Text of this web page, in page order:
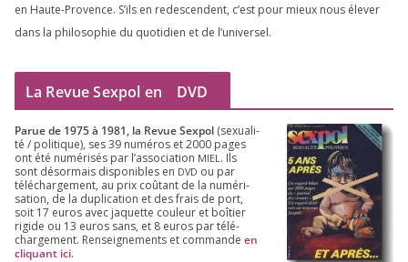
en Haute-Provence. S’ils en redes­cendent, c’est pour mieux nous éle­ver
dans la phi­lo­so­phie du quo­ti­dien et de l’universel.
La Revue Sexpol en DVD
Parue de 1975à 1981, la Revue Sex­pol (sexua­li­
té /​ poli­tique), ses39 numé­ros et2000 pages
ont été numé­ri­sés par l’as­so­cia­tion MIEL . Ils
sont désor­mais dis­po­nibles en DVD ou par
télé­char­ge­ment, au prix coû­tant de la numé­ri­
sa­tion, de la dupli­ca­tion et des frais de port,
soit 17 euros avec jaquette cou­leur et boî­tier
rigide ou 13 euros sans, et 8 euros par télé­
char­ge­ment. Ren­sei­gne­ments et com­mande en
cli­quant ici.